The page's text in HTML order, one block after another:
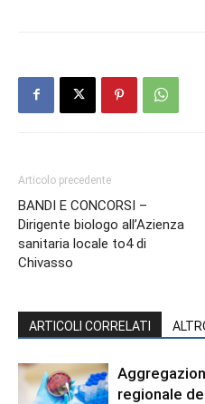
Articolo precedente
BANDI E CONCORSI –
Dirigente biologo all’Azienza
sanitaria locale to4 di
Chivasso
ARTICOLI CORRELATI
regionale